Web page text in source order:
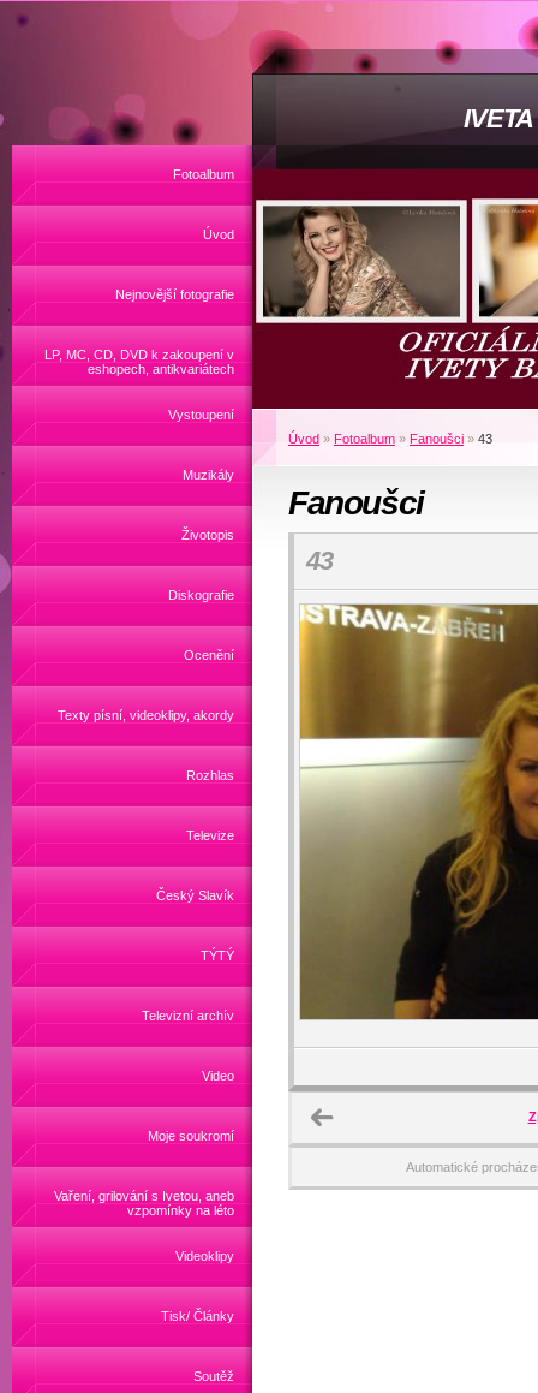
Fotoalbum
Úvod
Nejnovější fotografie
LP, MC, CD, DVD k zakoupení v
eshopech, antikvariátech
Vystoupení
Muzikály
Životopis
Diskografie
Ocenění
Texty písní, videoklipy, akordy
Rozhlas
Televize
Český Slavík
TÝTÝ
Televizní archív
Video
Moje soukromí
Vaření, grilování s Ivetou, aneb
vzpomínky na léto
Videoklipy
Tisk/ Články
Soutěž
Úvod » Fotoalbum » Fanoušci » 43
Fanoušci
43
Automatické